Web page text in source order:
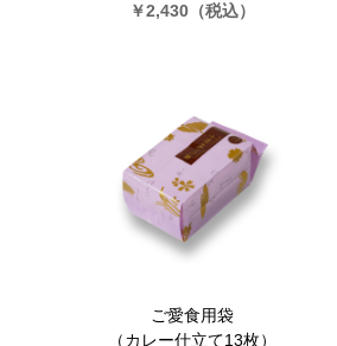
枚・うす塩仕立て10枚・カ
￥2,430 （税込）
ご愛食用袋
（カレー仕立て13枚）